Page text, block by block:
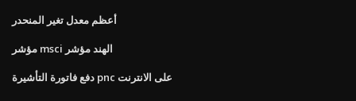
أعظم معدل تغير المنحدر
مؤشر msci الهند مؤشر
دفع فاتورة التأشيرة pnc على الانترنت